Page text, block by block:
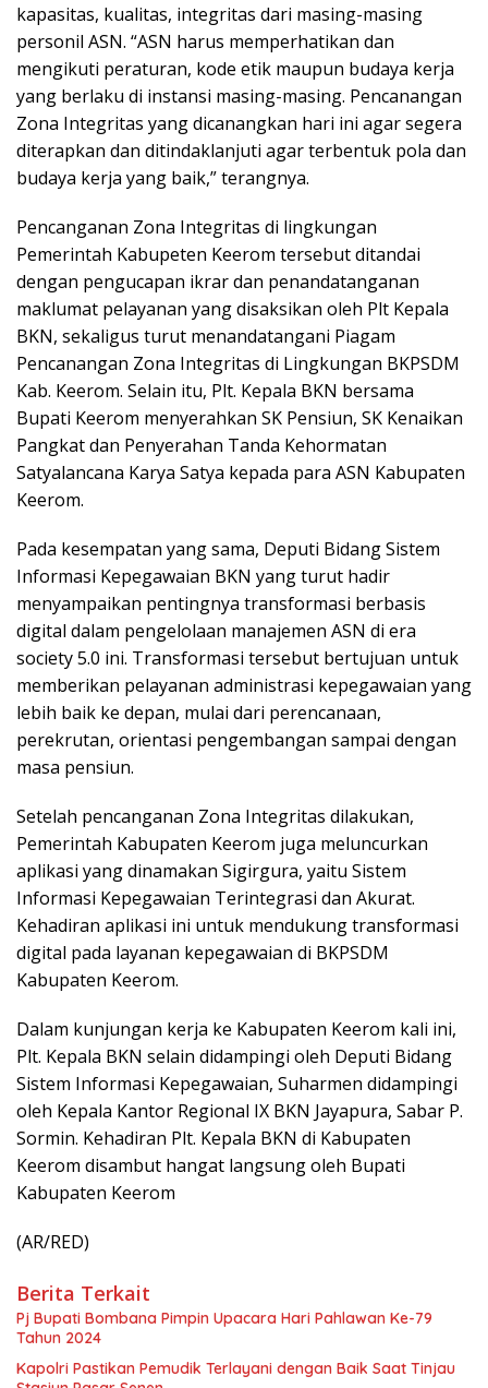
kapasitas, kualitas, integritas dari masing-masing
personil ASN. “ASN harus memperhatikan dan
mengikuti peraturan, kode etik maupun budaya kerja
yang berlaku di instansi masing-masing. Pencanangan
Zona Integritas yang dicanangkan hari ini agar segera
diterapkan dan ditindaklanjuti agar terbentuk pola dan
budaya kerja yang baik,” terangnya.
Pencanganan Zona Integritas di lingkungan
Pemerintah Kabupeten Keerom tersebut ditandai
dengan pengucapan ikrar dan penandatanganan
maklumat pelayanan yang disaksikan oleh Plt Kepala
BKN, sekaligus turut menandatangani Piagam
Pencanangan Zona Integritas di Lingkungan BKPSDM
Kab. Keerom. Selain itu, Plt. Kepala BKN bersama
Bupati Keerom menyerahkan SK Pensiun, SK Kenaikan
Pangkat dan Penyerahan Tanda Kehormatan
Satyalancana Karya Satya kepada para ASN Kabupaten
Keerom.
Pada kesempatan yang sama, Deputi Bidang Sistem
Informasi Kepegawaian BKN yang turut hadir
menyampaikan pentingnya transformasi berbasis
digital dalam pengelolaan manajemen ASN di era
society 5.0 ini. Transformasi tersebut bertujuan untuk
memberikan pelayanan administrasi kepegawaian yang
lebih baik ke depan, mulai dari perencanaan,
perekrutan, orientasi pengembangan sampai dengan
masa pensiun.
Setelah pencanganan Zona Integritas dilakukan,
Pemerintah Kabupaten Keerom juga meluncurkan
aplikasi yang dinamakan Sigirgura, yaitu Sistem
Informasi Kepegawaian Terintegrasi dan Akurat.
Kehadiran aplikasi ini untuk mendukung transformasi
digital pada layanan kepegawaian di BKPSDM
Kabupaten Keerom.
Dalam kunjungan kerja ke Kabupaten Keerom kali ini,
Plt. Kepala BKN selain didampingi oleh Deputi Bidang
Sistem Informasi Kepegawaian, Suharmen didampingi
oleh Kepala Kantor Regional IX BKN Jayapura, Sabar P.
Sormin. Kehadiran Plt. Kepala BKN di Kabupaten
Keerom disambut hangat langsung oleh Bupati
Kabupaten Keerom
(AR/RED)
Berita Terkait
Pj Bupati Bombana Pimpin Upacara Hari Pahlawan Ke-79
Tahun 2024
Kapolri Pastikan Pemudik Terlayani dengan Baik Saat Tinjau